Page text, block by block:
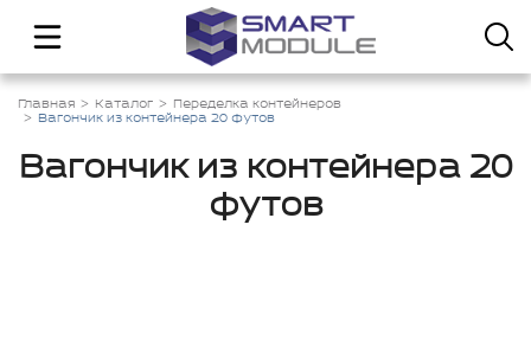
Главная Каталог
Переделка контейнеров
Вагончик из контейнера 20 футов
Вагончик из контейнера 20
футов